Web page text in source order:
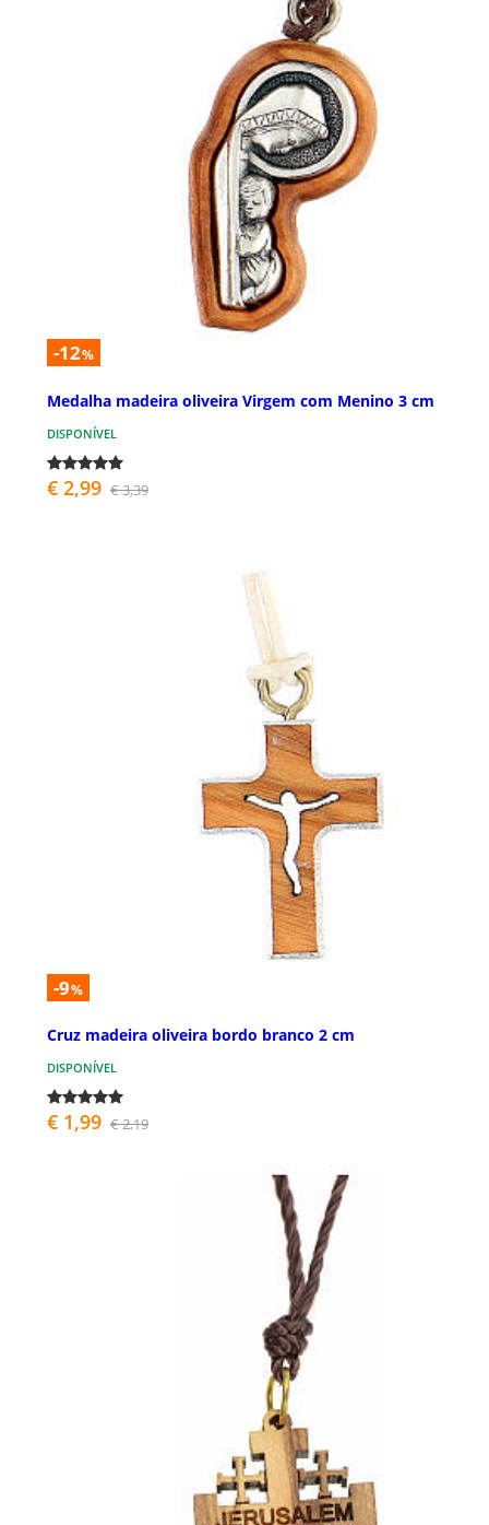
-12%
Medalha madeira oliveira Virgem com Menino 3 cm
DISPONÍVEL
€ 2,99 € 3,39
-9%
Cruz madeira oliveira bordo branco 2 cm
DISPONÍVEL
€ 1,99 € 2,19